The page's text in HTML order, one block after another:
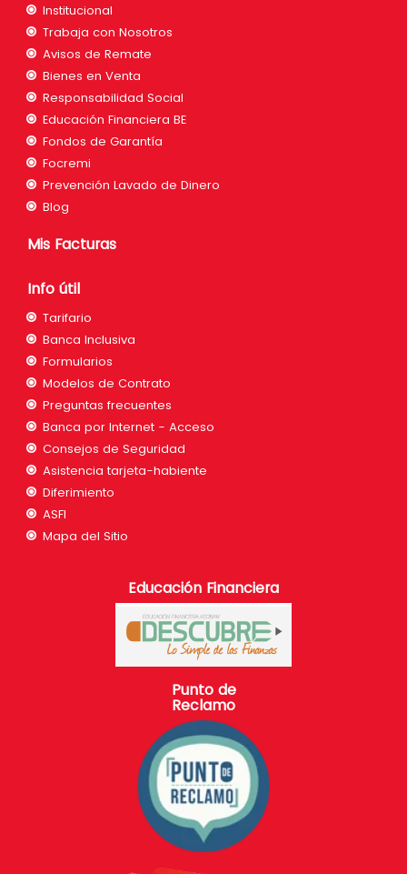
Institucional
Trabaja con Nosotros
Avisos de Remate
Bienes en Venta
Responsabilidad Social
Educación Financiera BE
Fondos de Garantía
Focremi
Prevención Lavado de Dinero
Blog
Mis Facturas
Info útil
Tarifario
Banca Inclusiva
Formularios
Modelos de Contrato
Preguntas frecuentes
Banca por Internet - Acceso
Consejos de Seguridad
Asistencia tarjeta-habiente
Diferimiento
ASFI
Mapa del Sitio
Educación Financiera
Punto de
Reclamo